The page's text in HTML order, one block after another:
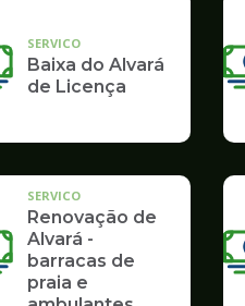
SERVICO
Baixa do Alvará
de Licença
SERVICO
Renovação de
Alvará -
barracas de
praia e